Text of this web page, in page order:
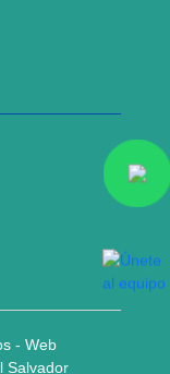
- Web
Salvador